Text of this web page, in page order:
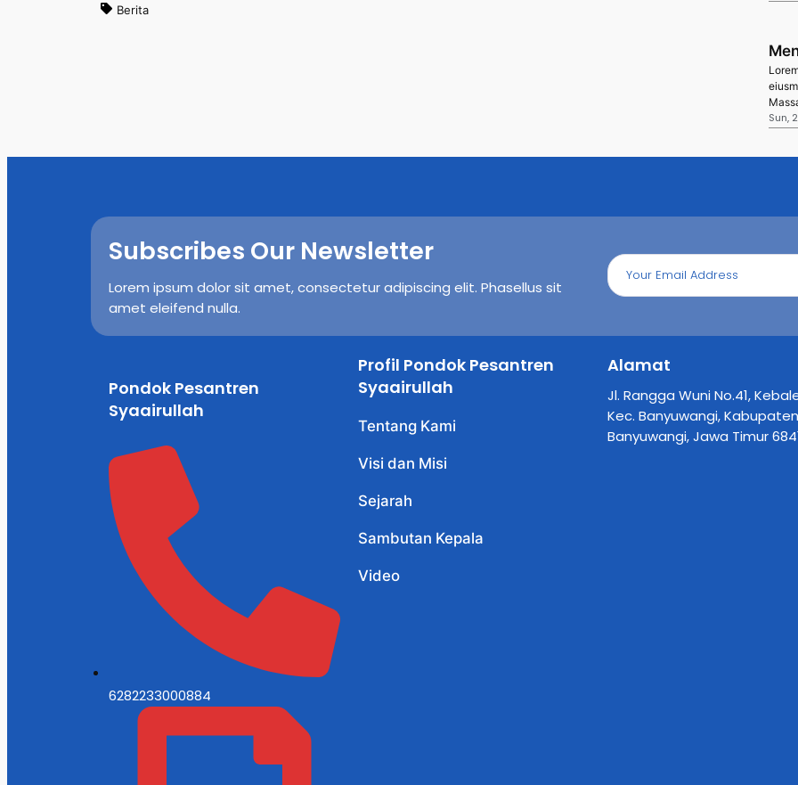
Berita
Sun,
Subscribes Our Newsletter
Lorem ipsum dolor sit amet, consectetur adipiscing elit. Phasellus sit
amet eleifend nulla.
Pondok Pesantren
Syaairullah
6282233000884
Profil Pondok Pesantren
Syaairullah
Tentang Kami
Visi dan Misi
Sejarah
Sambutan Kepala
Video
Alamat
Jl. Rangga Wuni No.41,
Kec. Banyuwangi, Kabupaten
Banyuwangi, Jawa Timur